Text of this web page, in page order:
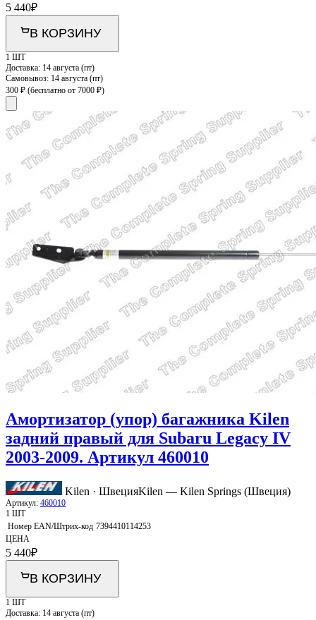
5 440₽
В КОРЗИНУ
1 ШТ
Доставка: 14 августа (пт)
Самовывоз: 14 августа (пт)
300 ₽ (бесплатно от 7000 ₽)
Амортизатор (упор) багажника Kilen
задний правый для Subaru Legacy IV
2003-2009. Артикул 460010
Kilen · ШвецияKilen — Kilen Springs (Швеция)
Артикул: 460010
1 ШТ
Номер EAN/Штрих-код 7394410114253
ЦЕНА
5 440₽
В КОРЗИНУ
1 ШТ
Доставка: 14 августа (пт)